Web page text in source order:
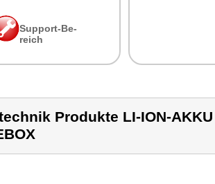
Sup­port-Be­
reich
Produkte LI-ION-AKKU